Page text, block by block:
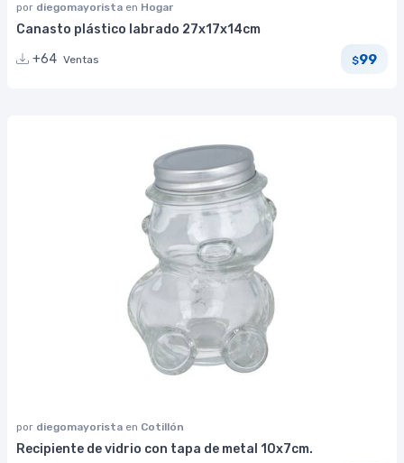
por diegomayorista en Hogar
Canasto plástico labrado 27x17x14cm
+64 Ventas $99
por diegomayorista en Cotillón
Recipiente de vidrio con tapa de metal 10x7cm.